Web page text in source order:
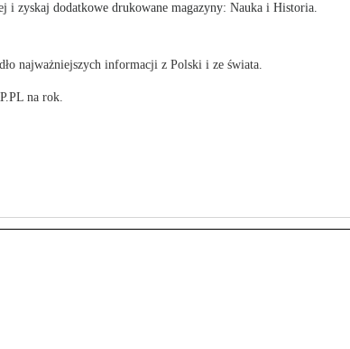
i zyskaj dodatkowe drukowane magazyny: Nauka i Historia.
najważniejszych informacji z Polski i ze świata.
na rok.